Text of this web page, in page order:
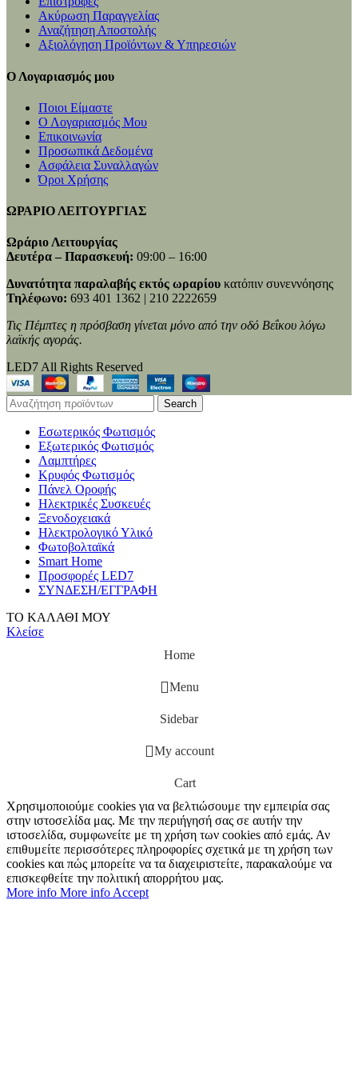
Ακύρωση Παραγγελίας
Αναζήτηση Αποστολής
Αξιολόγηση Προϊόντων & Υπηρεσιών
Ο Λογαριασμός μου
Ποιοι Είμαστε
Ο Λογαριασμός Μου
Επικοινωνία
Προσωπικά Δεδομένα
Ασφάλεια Συναλλαγών
Όροι Χρήσης
ΩΡΑΡΙΟ ΛΕΙΤΟΥΡΓΙΑΣ
Ωράριο Λειτουργίας
Δευτέρα – Παρασκευή: 09:00 – 16:00
Δυνατότητα παραλαβής εκτός ωραρίου κατόπιν συνεννόησης
Τηλέφωνο: 693 401 1362 | 210 2222659
Τις Πέμπτες η πρόσβαση γίνεται μόνο από την οδό Βεΐκου λόγω
λαϊκής αγοράς.
LED7 All Rights Reserved
Search
Εσωτερικός Φωτισμός
Εξωτερικός Φωτισμός
Λαμπτήρες
Κρυφός Φωτισμός
Πάνελ Οροφής
Ηλεκτρικές Συσκευές
Ξενοδοχειακά
Ηλεκτρολογικό Υλικό
Φωτοβολταϊκά
Smart Home
Προσφορές LED7
ΣΥΝΔΕΣΗ/ΕΓΓΡΑΦΗ
ΤΟ ΚΑΛΑΘΙ ΜΟΥ
Κλείσε
Home
Menu
Sidebar
My account
Cart
Χρησιμοποιούμε cookies για να βελτιώσουμε την εμπειρία σας
στην ιστοσελίδα μας. Με την περιήγησή σας σε αυτήν την
ιστοσελίδα, συμφωνείτε με τη χρήση των cookies από εμάς. Αν
επιθυμείτε περισσότερες πληροφορίες σχετικά με τη χρήση των
cookies και πώς μπορείτε να τα διαχειριστείτε, παρακαλούμε να
επισκεφθείτε την πολιτική απορρήτου μας.
More info More info Accept